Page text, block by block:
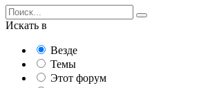
Искать в
Везде
Темы
Этот форум